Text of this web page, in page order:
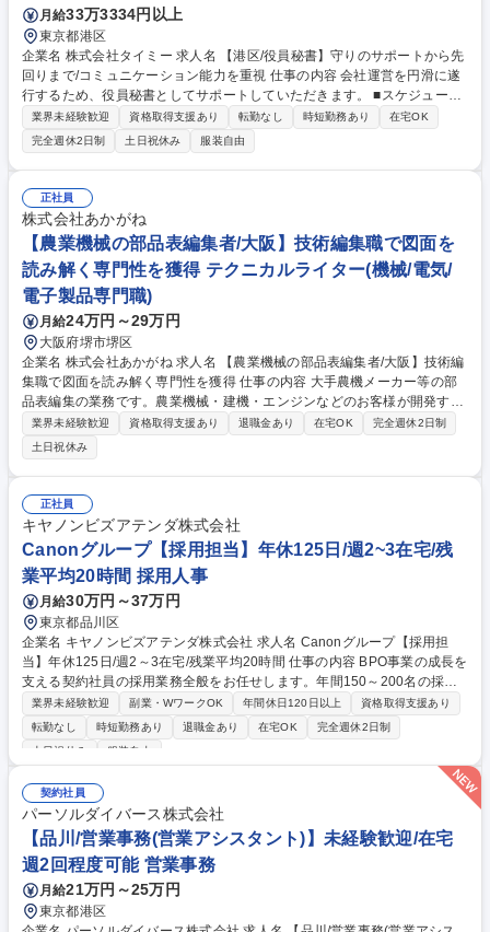
月給33万3334円以上
東京都港区
企業名 株式会社タイミー 求人名 【港区/役員秘書】守りのサポートから先
回りまで/コミュニケーション能力を重視 仕事の内容 会社運営を円滑に遂
行するため、役員秘書としてサポートしていただきます。 ■スケジュール
管理《役員スケジュール調整と管理/会議室の予約等》■登壇資料等の作成
《登壇資料の作成》■名刺発注、メール、来客者対応社内《外関係者との
連絡、日程調整》■出張手配《役員の出張手配(各種申請、航空券、宿泊
先、交通手段など)》■役員外出時の社用車運行業務 《移動時間、移動場所
の確認/ドライバーとの連携》■会食場所、手土産手配《会食場所の選定/手
土産の購入》■経費の管理と申請 募集職種 【港区/役員秘書】守りのサポ
ートから先回りまで/コミュニケーション能力を重視
業界未経験歓迎 資格取得支援あり 転勤なし 時短勤務あり
在宅OK
完全週休2日制
土日祝休み 服装自由
正社員
株式会社あかがね
【農業機械の部品表編集者/大阪】技術編集職で図面を
読み解く専門性を獲得 テクニカルライター(機械/電気/
電子製品専門職)
月給24万円～29万円
大阪府堺市堺区
企業名 株式会社あかがね 求人名 【農業機械の部品表編集者/大阪】技術編
集職で図面を読み解く専門性を獲得 仕事の内容 大手農機メーカー等の部
品表編集の業務です。農業機械・建機・エンジンなどのお客様が開発する
機械の部品表を作成します。 お客様へのヒアリング、取材、日程調整など
の前工程から原稿作成、編集、印刷、納品に至るまですべての工程に携わ
ります。お客様への新規の資料・サービス提案や業務改善、などのクリエ
イティブな仕事も関わるチャンスがあります。【具体的には】■機械図面
や3Dデータなどの技術資料を元に、部品表の編集や組付けイラストを作
成■メール対応、電話対応、打ち合わせ、相談事や課題のヒアリング■マネ
ジメント・提案活動等 募集職種 【農業機械の部品表編集者/大阪】技術編
集職で図面を読み解く専門性を獲得
業界未経験歓迎 資格取得支援あり 退職金あり 在宅OK
完全週休2日制
土日祝休み
正社員
キヤノンビズアテンダ株式会社
Canonグループ【採用担当】年休125日/週2~3在宅/残
業平均20時間 採用人事
月給30万円～37万円
東京都品川区
企業名 キヤノンビズアテンダ株式会社 求人名 Canonグループ【採用担
当】年休125日/週2～3在宅/残業平均20時間 仕事の内容 BPO事業の成長を
支える契約社員の採用業務全般をお任せします。年間150～200名の採用
を目標に、母集団形成から面接設定、内定フォローまで一連のプロセスを
スピード感を持って推進していただきます。 【詳細】●求人情報の精査、
情報掲載、スカウトメール配信●採用対象は契約社員がメインとなりま
接当日のアテンド)※面接は事業部門の営業が実施。●スタッフ登録者への
案件紹介、情報管理(削除等のメンテナンス含む)●採用HPリニューアル●採
用イベント出展 募集職種 Canonグループ【採用担当】年休125日/週2～3
在宅/残業平均20時間
業界未経験歓迎 副業・WワークOK 年間休日120日以上
資格取得支援あり
転勤なし
時短勤務あり 退職金あり 在宅OK
完全週休2日制
土日祝休み
服装自由
契約社員
パーソルダイバース株式会社
【品川/営業事務(営業アシスタント)】未経験歓迎/在宅
週2回程度可能 営業事務
月給21万円～25万円
東京都港区